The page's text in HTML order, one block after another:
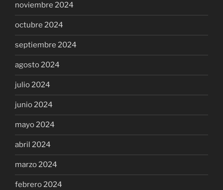
noviembre 2024
octubre 2024
septiembre 2024
agosto 2024
julio 2024
junio 2024
mayo 2024
abril 2024
marzo 2024
febrero 2024